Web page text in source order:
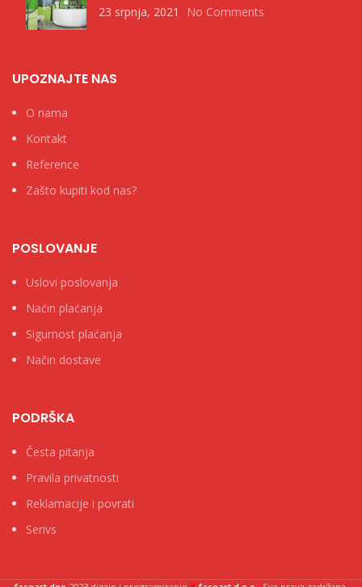
23 srpnja, 2021 No Comments
UPOZNAJTE NAS
O nama
Kontakt
Reference
Zašto kupiti kod nas?
POSLOVANJE
Uslovi poslovanja
Naćin plaćanja
Sigurnost plaćanja
Način dostave
PODRŠKA
Česta pitanja
Pravila privatnosti
Reklamacije i povrati
Serivs